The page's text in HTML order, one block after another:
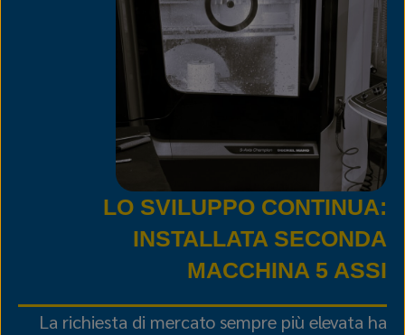
LO SVILUPPO CONTINUA:
INSTALLATA SECONDA
MACCHINA 5 ASSI
La richiesta di mercato sempre più elevata ha